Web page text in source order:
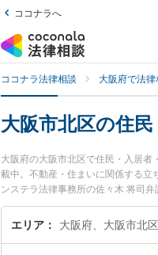
ココナラへ
ココナラ法律相談 大阪府で法
大阪市北区の住
大阪府の大阪市北区で住民・入居
載中。不動産・住まいに関係する立
ンステラ法律事務所の佐々木 将司
発生した住民・入居者・買主側の
たい』『初回相談無料で住民・入
エリア 大阪府、大阪市北区